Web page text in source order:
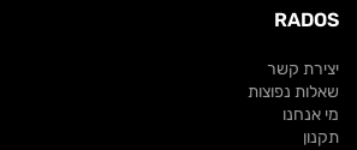
RADOS
יצירת קשר
שאלות נפוצות
מי אנחנו
תקנון